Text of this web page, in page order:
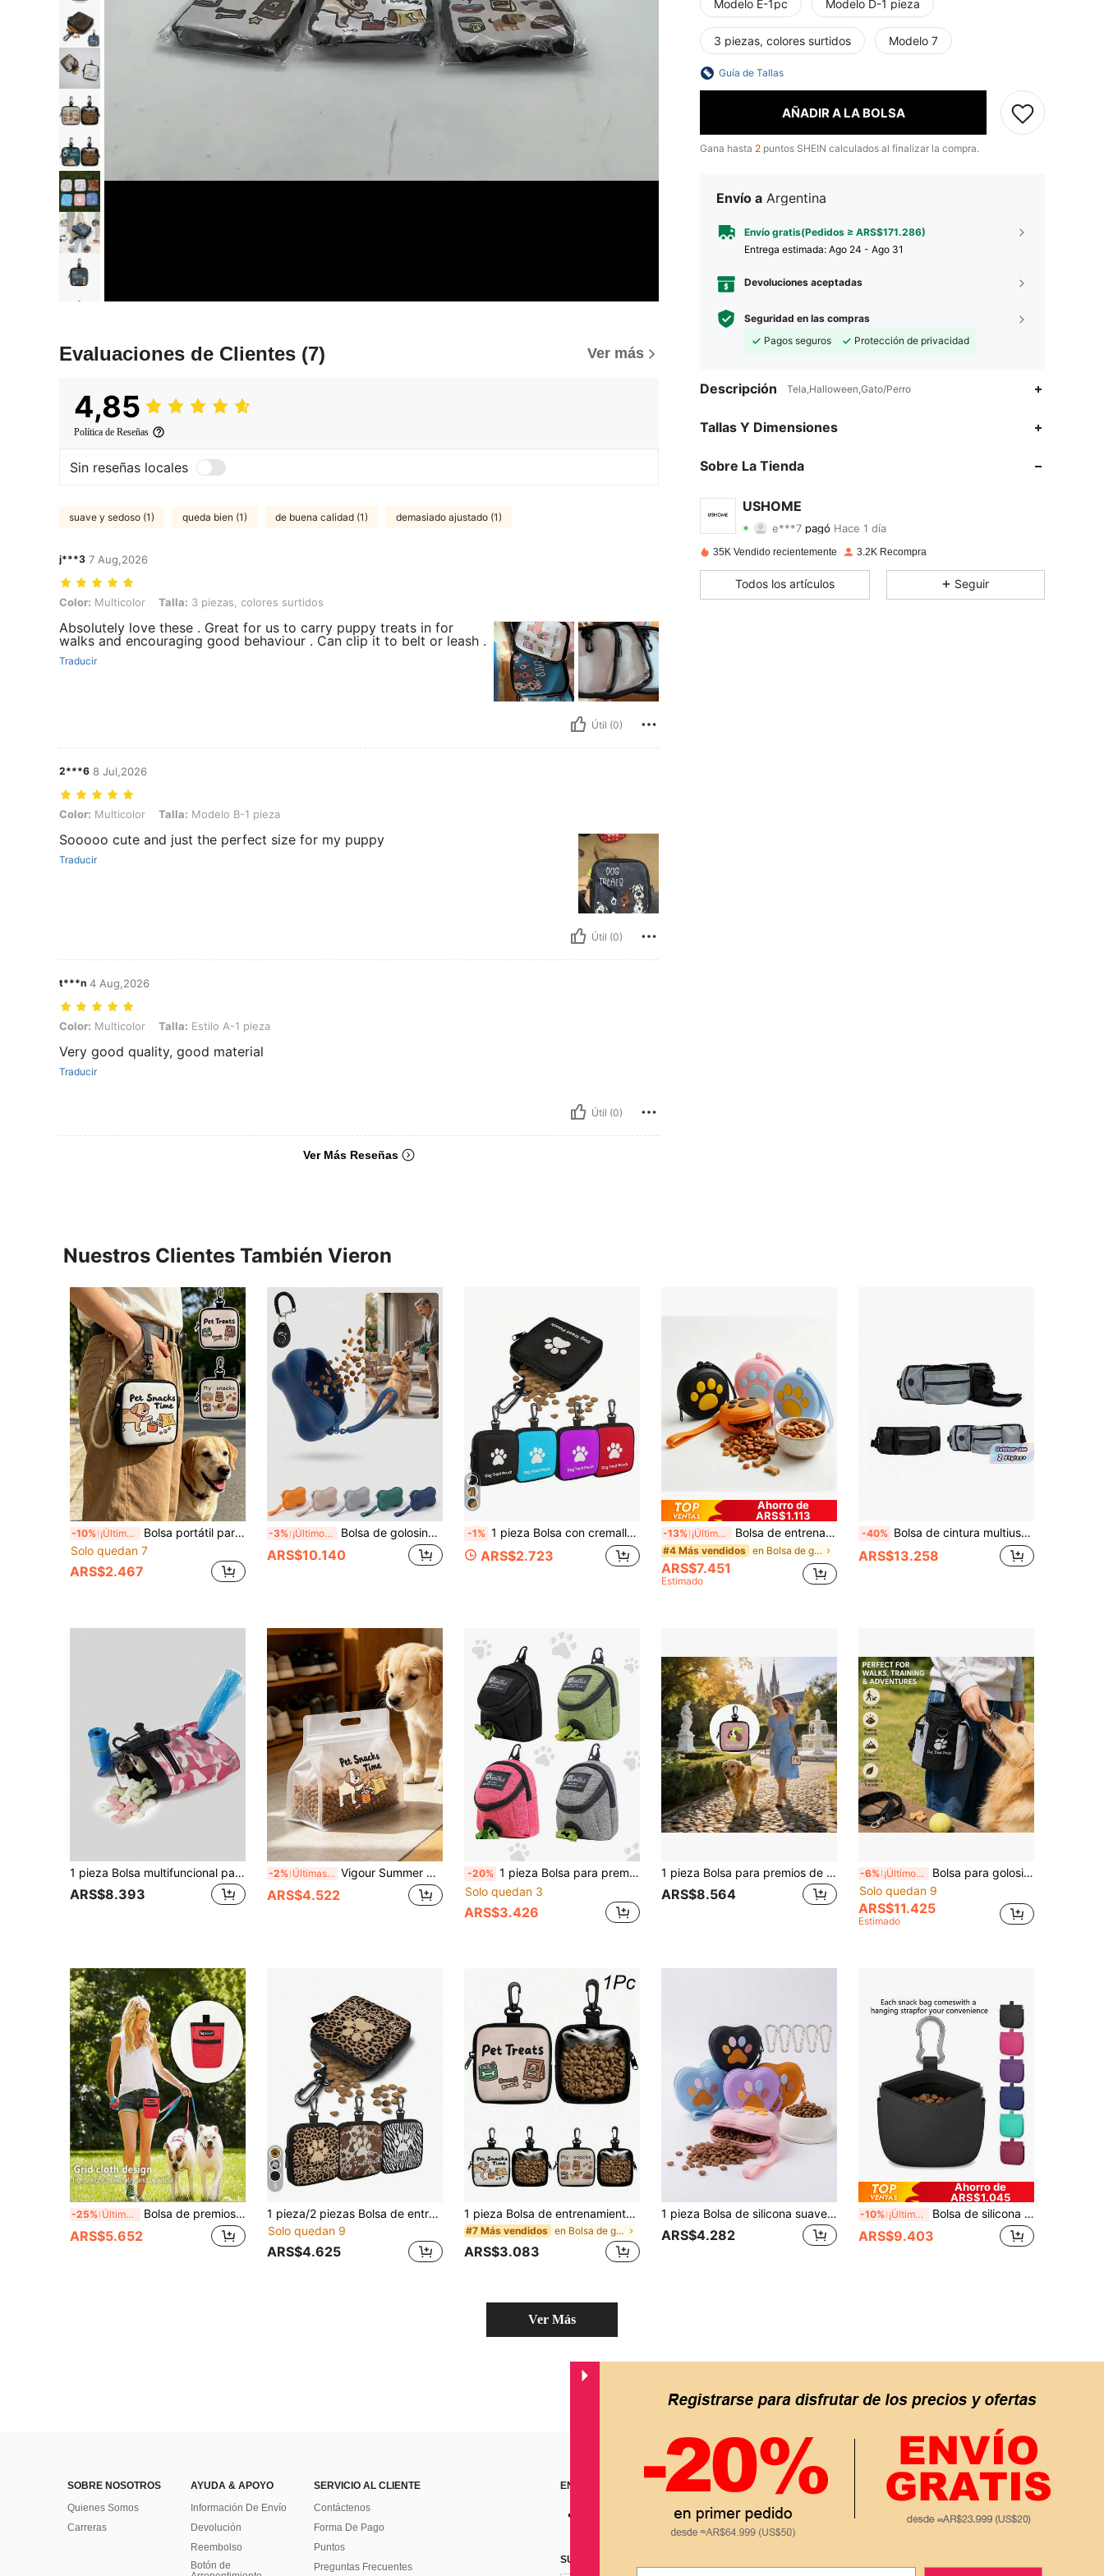
Evaluaciones de Clientes (7) Ver más
4,85
Política de Reseñas
Sin reseñas locales
suave y sedoso (1) queda bien (1) de buena calidad (1) demasiado ajustado (1)
j***3 7 Aug,2026
Color: Multicolor, Talla: 3 piezas, colores surtidos
Color: Multicolor Talla: 3 piezas, colores surtidos
Absolutely love these . Great for us to carry puppy treats in for
walks and encouraging good behaviour . Can clip it to belt or leash .
Traducir
Útil (0)
2***6 8 Jul,2026
Color: Multicolor, Talla: Modelo B-1 pieza
Color: Multicolor Talla: Modelo B-1 pieza
Sooooo cute and just the perfect size for my puppy
Traducir
Útil (0)
t***n 4 Aug,2026
Color: Multicolor, Talla: Estilo A-1 pieza
Color: Multicolor Talla: Estilo A-1 pieza
Very good quality, good material
Traducir
Útil (0)
Ver Más Reseñas
Modelo E-1pc Modelo D-1 pieza
3 piezas, colores surtidos Modelo 7
Guía de Tallas
AÑADIR A LA BOLSA
Gana hasta 2 puntos SHEIN calculados al finalizar la compra.
Envío a Argentina
Envío gratis(Pedidos ≥ ARS$171.286)
Entrega estimada: Ago 24 - Ago 31
Devoluciones aceptadas
Seguridad en las compras
Pagos seguros
Protección de privacidad
Descripción Tela,Halloween,Gato/Perro
Tallas Y Dimensiones
Sobre La Tienda
USHOME
4,88
4,88
e***7
c***lseguidoHace 1 día
4,88
35K Vendido recientemente 3.2K Recompra
Todos los artículos Seguir
Nuestros Clientes También Vieron
-10% ¡Últimos 2 días
Bolsa portátil para golosinas de perro y bolsa de entrenamiento con estampado de dibujos animados lindos en lona, bolsa para snacks de mascotas con clip para cinturón de cintura, organizador mini con cremallera para almacenamiento de comida de cachorro para obediencia, agilidad y caminatas al aire libre con dispensador integrado de bolsas para excrementos para mayor comodidad
Solo quedan 7
ARS$2.467
-3% ¡Últimos 2 días Bolsa de golosinas para perros con clicker de entrenamiento - Bolsa de silicona para golosinas de mascotas, bolsa portátil de almacenamiento de golosinas para entrenamiento de perros, bolsa de recompensa para cachorros, accesorio de entrenamiento interactivo, contenedor de golosinas para pasear perros sin manos, soporte ligero y reutilizable de golosinas de recompensa para cachorros y gatitos, adecuado para entrenamiento de obediencia para perros de todos los tamaños
ARS$10.140
-1% 1 pieza Bolsa con cremallera para premios de entrenamiento de mascotas, bolsa portátil para premios de mascotas hecha de material de poliéster, con diseño de gancho, adecuada para actividades al aire libre y paseos de perros, puede almacenar premios para perros/gatos, a prueba de humedad, perfecta para que los dueños y entrenadores de perros/gatos lleven suministros para mascotas, accesorios para mascotas, bolsa sellada para premios de mascotas, artículos esenciales para mascotas
ARS$2.723
Ahorro de
ARS$1.113
-13% ¡Últimos 2 días Bolsa de entrenamiento para mascotas con diseño de huella de pata de silicona, bolsa portátil para premios de perro, bolsa de recompensa para entrenamiento de perros con agarre de una sola mano y diseño adorable de pata, bolsa ligera, impermeable y duradera de fácil limpieza con forma redonda para aperitivos de mascotas, adecuada para alimento de mascotas, tamaño compacto apto para caminar, senderismo, trotar, entrenamiento de obediencia al aire libre, material de silicona suave y flexible, accesorio de entrenamiento de mascotas con estampado de pata de moda, artículo esencial diario para mascotas
#4 Más vendidos en Bolsa de golosinas para mascotas
ARS$7.451
Estimado
-40% Bolsa de cintura multiusos para entrenamiento de perros, riñonera para pasear al perro al aire libre con almacenamiento para premios para mascotas, bolsa para premios de perro, bolsa para pasear al perro
ARS$13.258
1 pieza Bolsa multifuncional para entrenamiento de mascotas al aire libre, bolsa para premios de perro, bolsa para pasear al perro
ARS$8.393
-2% Últimas 6 hrs Vigour Summer Bolsa de almacenamiento de comida para mascotas, bolsa sellada con estampado lindo de perro, bolsa de almacenamiento de comida para perros transparente y esmerilada con asa, bolsa de almacenamiento de comida para perros, bolsa de almacenamiento de comida reutilizable, bolsa para porcionar comida, bolsa a prueba de humedad, bolsa autosellante con asa, mantiene la comida seca fresca, almacena comida y golosinas para gatos y perros, fácil de transportar, adecuada para camping, alojamiento, viajes de fin de semana, viajes y uso diario, esencial para dueños de mascotas, regalo de cumpleaños único, regalo de fiesta
ARS$4.522
-20% 1 pieza Bolsa para premios de perro, Bolsa multiusos para entrenamiento y snacks de mascotas al aire libre, Suministros para perros al aire libre, Bolsa para premios de entrenamiento de perros, Bolsa de transporte y entrenamiento de perros al aire libre
Solo quedan 3
ARS$3.426
1 pieza Bolsa para premios de perro con estampado de perro lindo, portátil con gancho y cremallera, bolsa de entrenamiento para perros, bolsa para llevar snacks de mascotas, contenedor de snacks para mascotas adecuado para llevar a perros al aire libre y de camping
ARS$8.564
-6% ¡Últimos 2 días
Bolsa para golosinas para perros, bolsa de entrenamiento con cinturón de cintura y clicker para entrenamiento y paseos, riñonera con clip de cintura para golosinas para mascotas, 3 tazas, negro
Solo quedan 9
ARS$11.425
Estimado
-25% Últimas 6 hrs Bolsa de premios para entrenamiento de perros, bolsa multifuncional de cintura para premios, bolsa portátil de recompensa de comida para pasear perros, bolsa de almacenamiento de recompensa para alimentación de mascotas al aire libre
ARS$5.652
5
1 pieza/2 piezas Bolsa de entrenamiento para perros con cierre de cremallera - Bolsa portátil de tela de poliéster para golosinas de mascotas para actividades al aire libre y paseos, disponible en negro, rojo, púrpura, azul, adecuada para dueños y entrenadores de perros para llevar golosinas para mascotas, accesorios para perros, bolsa de golosinas para perros, juguetes para perros, bolsa para paseos de perros, almacenamiento de golosinas para perros
Solo quedan 9
ARS$4.625
1 pieza Bolsa de entrenamiento para perros con cremallera de poliéster - Bolsa portátil para aperitivos de mascotas, adecuada para actividades al aire pasear perros, disponible en varios colores (negro, rojo, morado, azul), opción ideal para que los dueños de perros y entrenadores lleven aperitivos para mascotas mientras viajan
#7 Más vendidos en Bolsa de golosinas para mascotas
ARS$3.083
1 pieza Bolsa de silicona suave en forma de corazón para premios de entrenamiento de perros con logotipo de huella de pata 3D colorido y lindo; viene con 5 clips, bolsa portátil de almacenamiento de premios para cachorros con correa de muñeca desmontable; ligera y fácil de limpiar, adecuada para paseos al aire libre, correr, senderismo y entrenamiento de obediencia; contenedor multifuncional de premios para entrenamiento de mascotas, adecuado para todos los tamaños de perros (pequeño, mediano, grande); disponible en 8 colores de moda, lindo y práctico
ARS$4.282
Ahorro de
ARS$1.045
-10% ¡Últimos 2 días Bolsa de silicona para premios de perro de una sola mano, bolsa de entrenamiento para perros pequeños de tamaño de bolsillo con anillo de tracción y tapa de cierre automático (incluye correa para la muñeca), bolsa portátil para almacenar aperitivos para mascotas, ligera y conveniente para el entrenamiento de perros, paseos, actividades al aire libre, material de silicona suave fácil de limpiar, bolsa resistente para recompensas de mascotas, tamaño de bolsillo compacto para llevar, adecuada para perros medianos y pequeños, cachorros, artículo esencial para el entrenamiento de mascotas, disponible en negro, azul marino, rosa, azul claro, verde oscuro
ARS$9.403
Ver Más
SOBRE NOSOTROS
Quienes Somos
Carreras
AYUDA & APOYO
Información De Envío
Devolución
Reembolso
Botón de
SERVICIO AL CLIENTE
Contáctenos
Forma De Pago
Puntos
Preguntas Frecuentes
ENCUÉNTRANOS EN APP
SUSCRÍBETE PARA RECIBIR OFERTAS EXCLUSIVAS, PROMOCIONES Y NOTICIAS DE SHEIN